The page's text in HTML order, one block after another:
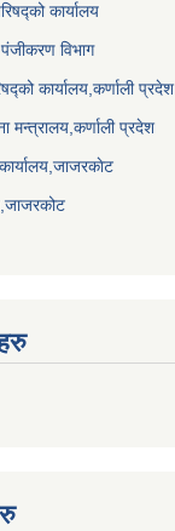
कार्यालय
विभाग
कार्यालय,कर्णाली प्रदेश
मन्त्रालय,कर्णाली प्रदेश